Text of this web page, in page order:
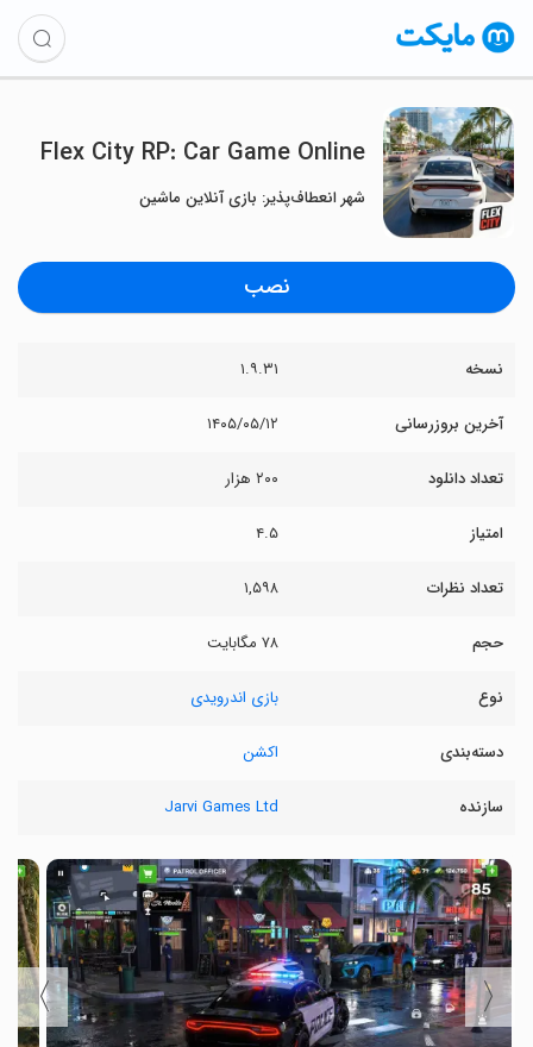
Flex City RP: Car Game Online
شهر انعطاف‌پذیر: بازی آنلاین ماشین
نصب
نسخه ۱.۹.۳۱
آخرین بروزرسانی ۱۴۰۵/۰۵/۱۲
تعداد دانلود ۲۰۰ هزار
امتیاز ۴.۵
تعداد نظرات ۱,۵۹۸
حجم ۷۸ مگابایت
نوع بازی اندرویدی
دسته‌بندی اکشن
سازنده Jarvi Games Ltd
〈
〉